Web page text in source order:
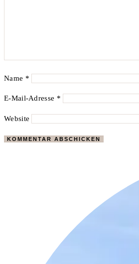
Name *
E-Mail-Adresse *
Website